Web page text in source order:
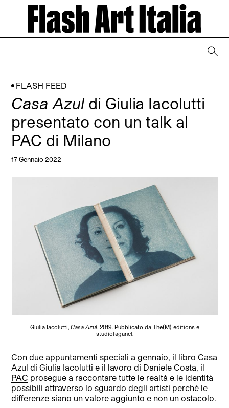
FLASH FEED
Casa Azuldi Giulia Iacolutti
presentato con un talk al
PAC di Milano
17 Gennaio 2022
Giulia Iacolutti, Casa Azul, 2019. Pubblicato da The(M) éditions e
studiofaganel.
Con due appuntamenti speciali a gennaio, il libro Casa
Azul di Giulia Iacolutti e il lavoro di Daniele Costa, il
PAC prosegue a raccontare tutte le realtà e le identità
possibili attraverso lo sguardo degli artisti perché le
differenze siano un valore aggiunto e non un ostacolo.